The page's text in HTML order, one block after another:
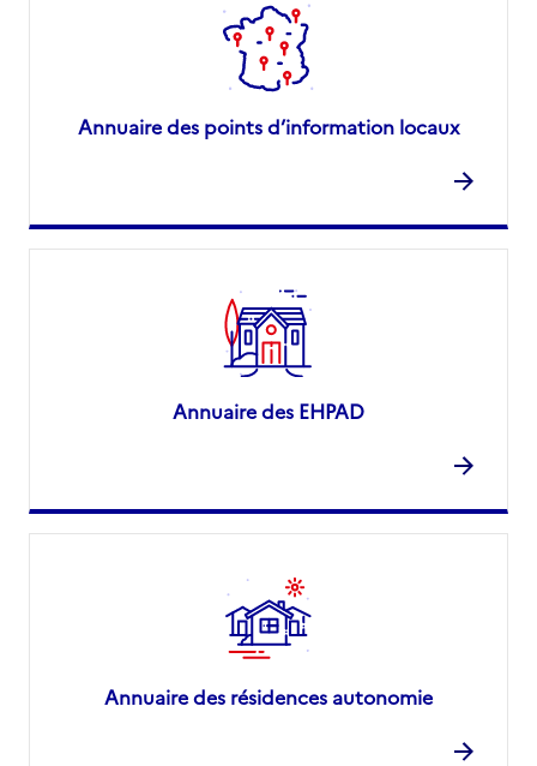
Annuaire des points d’information locaux
Annuaire des EHPAD
Annuaire des résidences autonomie